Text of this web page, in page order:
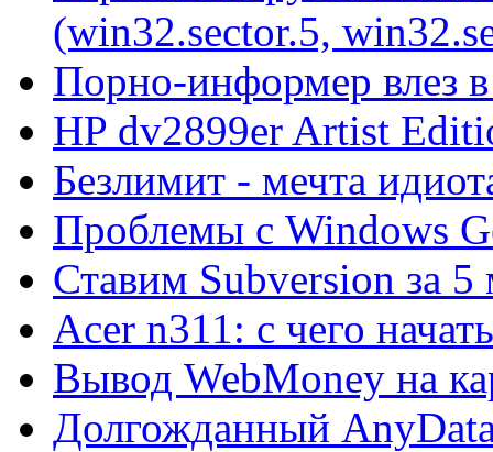
(win32.sector.5,
Порно-информер влез
HP dv2899er Artist
Безлимит - мечта
Проблемы с Windows
Ставим Subversion за 5
Acer n311: с чего начать
Вывод WebMoney на
Долгожданный